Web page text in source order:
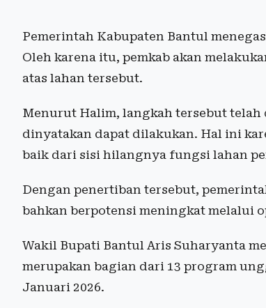
Pemerintah Kabupaten Bantul
Oleh karena itu, pemkab akan
atas lahan tersebut.
Menurut Halim, langkah tersebut
dinyatakan dapat dilakukan. Hal ini
baik dari sisi hilangnya fungsi lahan
Dengan penertiban tersebut,
bahkan berpotensi meningkat melalui
Wakil Bupati Bantul Aris Suharyanta
merupakan bagian dari 13 program
Januari 2026.